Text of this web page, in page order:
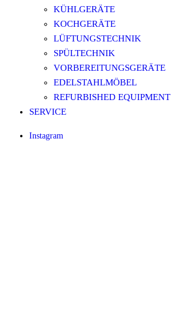
KÜHLGERÄTE
KOCHGERÄTE
LÜFTUNGSTECHNIK
SPÜLTECHNIK
VORBEREITUNGSGERÄTE
EDELSTAHLMÖBEL
REFURBISHED EQUIPMENT
SERVICE
Instagram